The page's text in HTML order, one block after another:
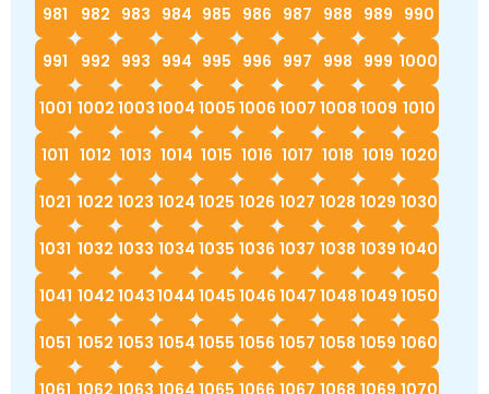
981 982 983 984 985 986 987 988 989 990
991 992 993 994 995 996 997 998 999 1000
1001 1002 10031004 1005 1006 1007 1008 1009 1010
1011 1012 1013 1014 1015 1016 1017 1018 1019 1020
1021 1022 1023 1024 1025 1026 1027 1028 1029 1030
1031 1032 1033 1034 1035 1036 1037 1038 1039 1040
1041 1042 10431044 1045 1046 1047 1048 1049 1050
1051 1052 1053 1054 1055 1056 1057 1058 1059 1060